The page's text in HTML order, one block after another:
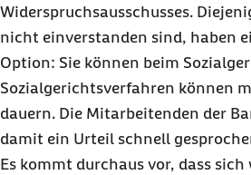
Widerspruchsausschusses.
nicht einverstanden sind, haben
Option: Sie können beim
Sozialgerichtsverfahren können
dauern. Die Mitarbeitenden der
damit ein Urteil schnell
Es kommt durchaus vor, dass sich